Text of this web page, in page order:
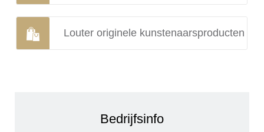
Louter originele kunstenaarsproducten
Bedrijfsinfo